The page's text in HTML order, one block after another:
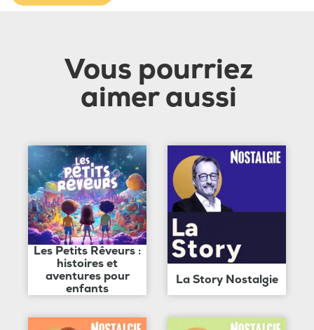
Vous pourriez
aimer aussi
Les Petits Rêveurs :
histoires et
aventures pour
enfants
La Story Nostalgie